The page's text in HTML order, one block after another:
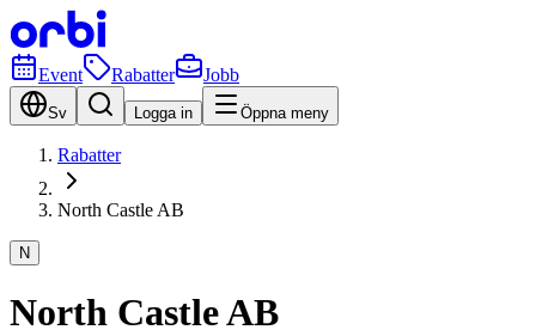
Event Rabatter Jobb
Sv Logga in Öppna meny
Rabatter
North Castle AB
N
North Castle AB